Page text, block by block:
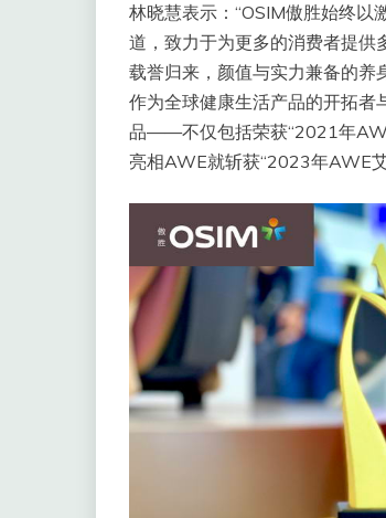
林晓慧表示：“OSIM傲胜始终以
道，致力于为更多的消费者提供
载誉归来，颜值与实力兼备的养
作为全球健康生活产品的开拓
品——不仅包括荣获“2021年
亮相AWE就斩获“2023年AWE